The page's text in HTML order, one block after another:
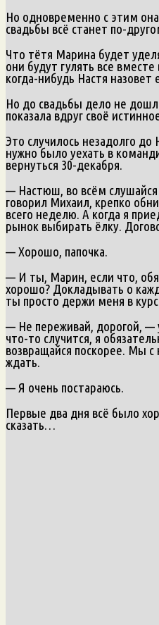
Но одновременно с этим
свадьбы всё станет по-
Что тётя Марина будет
они будут гулять все
когда-нибудь Настя
Но до свадьбы дело не
показала вдруг своё
Это случилось незадолго до
нужно было уехать в
вернуться 30-декабря.
— Настюш, во всём
говорил Михаил, крепко
всего неделю. А когда я
рынок выбирать ёлку.
— Хорошо, папочка.
— И ты, Марин, если что,
хорошо? Докладывать о
ты просто держи меня в
— Не переживай, дорогой, —
что-то случится, я
возвращайся поскорее. Мы
ждать.
— Я очень постараюсь.
Первые два дня всё было
сказать…